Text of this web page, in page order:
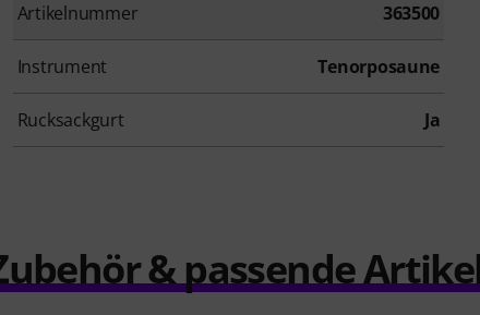
Artikelnummer 363500
Instrument Tenorposaune
Rucksackgurt Ja
& passende